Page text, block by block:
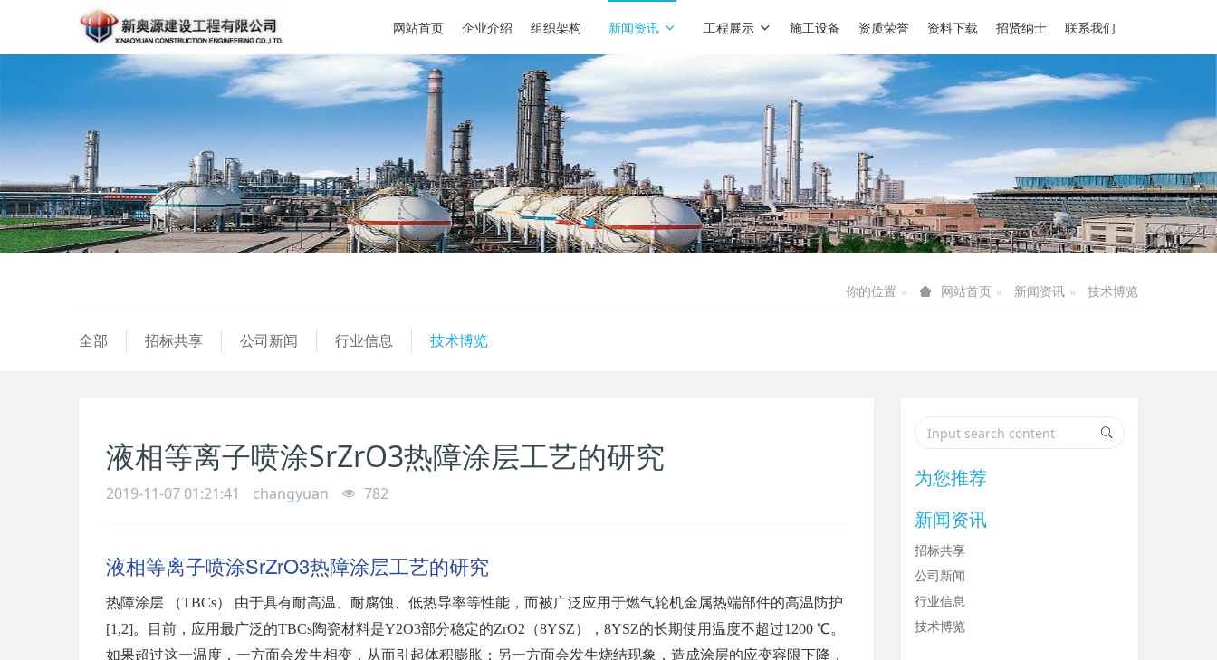
网站首页 企业介绍 组织架构 新闻资讯 工程展示 施工设备 资质荣誉 资料下载 招贤纳士 联系我们
你的位置 网站首页 新闻资讯 技术博览
全部 招标共享 公司新闻 行业信息 技术博览
液相等离子喷涂SrZrO3热障涂层工艺的研究
2019-11-07 01:21:41 changyuan 782
液相等离子喷涂SrZrO3热障涂层工艺的研究
热障涂层 （TBCs） 由于具有耐高温、耐腐蚀、低热导率等性能，而被广泛应用于燃气轮机金属热端部件的高温防护
[1,2]。目前，应用最广泛的TBCs陶瓷材料是Y2O3部分稳定的ZrO2（8YSZ），8YSZ的长期使用温度不超过1200 ℃。
如果超过这一温度，一方面会发生相变，从而引起体积膨胀；另一方面会发生烧结现象，造成涂层的应变容限下降，
为您推荐
新闻资讯
招标共享
公司新闻
行业信息
技术博览